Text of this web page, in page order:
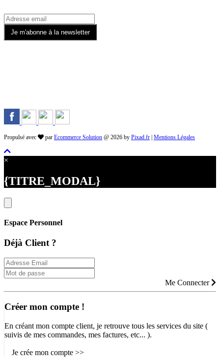
Propulsé avec par Ecommerce Solution @ 2026 by Pixad.fr Mentions Légales
×
{TITRE_MODAL}
Espace Personnel
Déjà Client ?
Me Connecter
Créer mon compte !
En créant mon compte client, je retrouve tous les services du site (
suivis de mes commandes, mes factures, etc... ).
Je crée mon compte >>